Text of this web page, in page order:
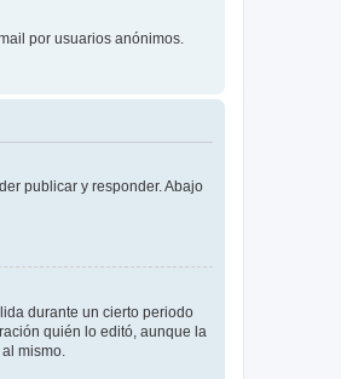
por usuarios anónimos.
publicar y responder. Abajo
durante un cierto periodo
quién lo editó, aunque la
mismo.